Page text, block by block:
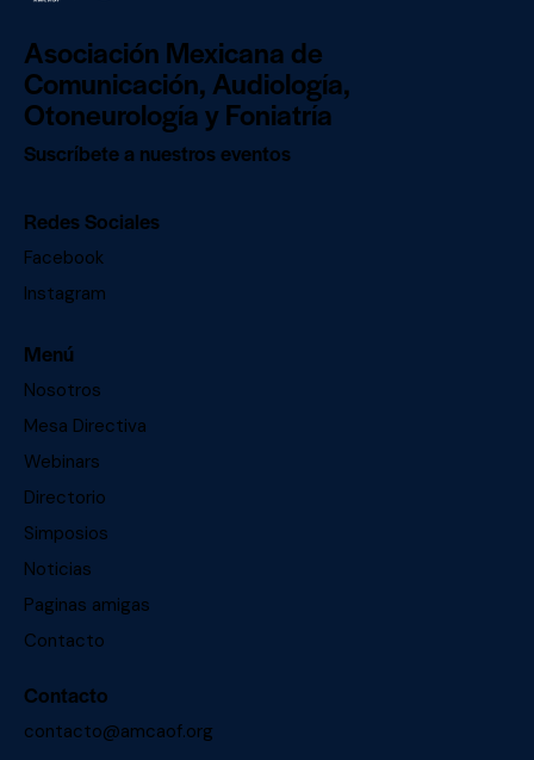
Asociación Mexicana de
Comunicación, Audiología,
Otoneurología y Foniatría
Suscríbete a nuestros eventos
Redes Sociales
Facebook
Instagram
Menú
Nosotros
Mesa Directiva
Webinars
Directorio
Simposios
Noticias
Paginas amigas
Contacto
Contacto
contacto@amcaof.org